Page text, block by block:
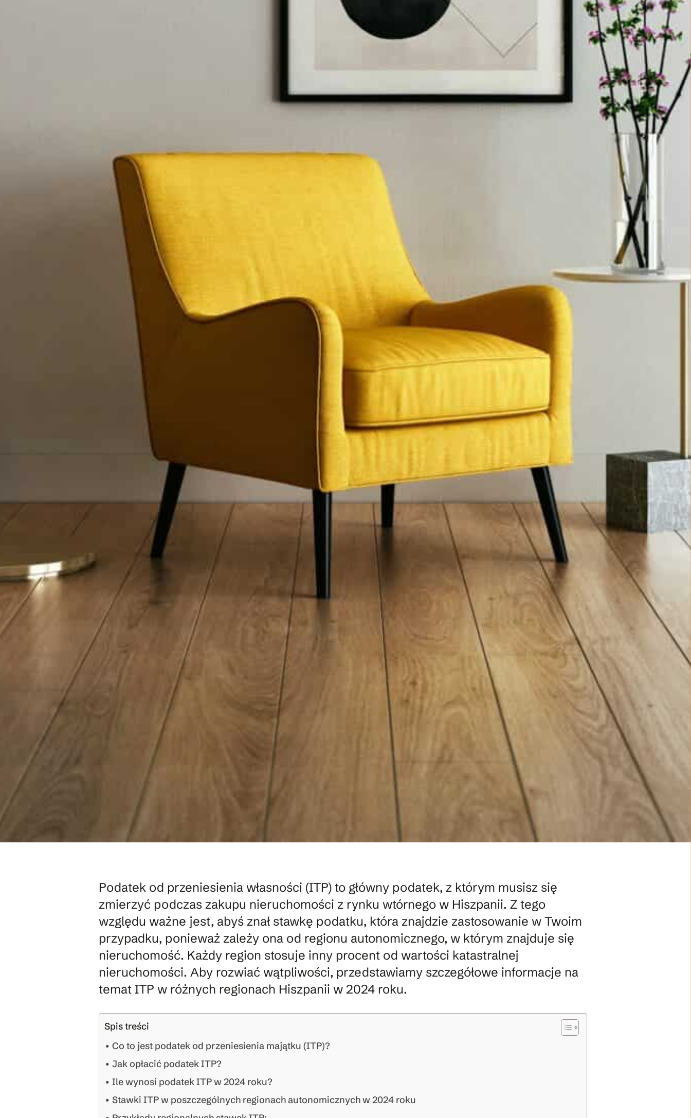
Podatek od przeniesienia własności (ITP) to główny podatek, z którym musisz się
zmierzyć podczas zakupu nieruchomości z rynku wtórnego w Hiszpanii. Z tego
względu ważne jest, abyś znał stawkę podatku, która znajdzie zastosowanie w Twoim
przypadku, ponieważ zależy ona od regionu autonomicznego, w którym znajduje się
nieruchomość. Każdy region stosuje inny procent od wartości katastralnej
nieruchomości. Aby rozwiać wątpliwości, przedstawiamy szczegółowe informacje na
temat ITP w różnych regionach Hiszpanii w 2024 roku.
Spis treści
Co to jest podatek od przeniesienia majątku (ITP)?
Jak opłacić podatek ITP?
Ile wynosi podatek ITP w 2024 roku?
Stawki ITP w poszczególnych regionach autonomicznych w 2024 roku